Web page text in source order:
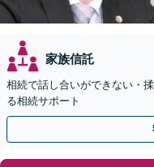
家族信託
相続で話し合いができない・
る相続サポート